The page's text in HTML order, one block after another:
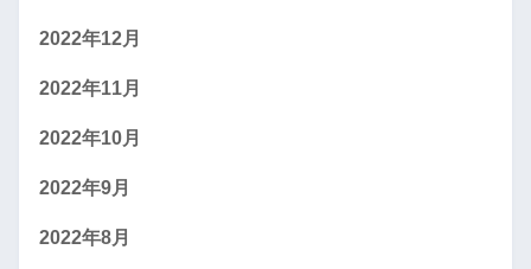
2022年12月
2022年11月
2022年10月
2022年9月
2022年8月